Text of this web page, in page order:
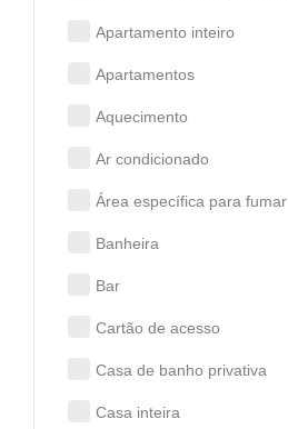
Apartamento inteiro
Apartamentos
Aquecimento
Ar condicionado
Área específica para fumar
Banheira
Bar
Cartão de acesso
Casa de banho privativa
Casa inteira